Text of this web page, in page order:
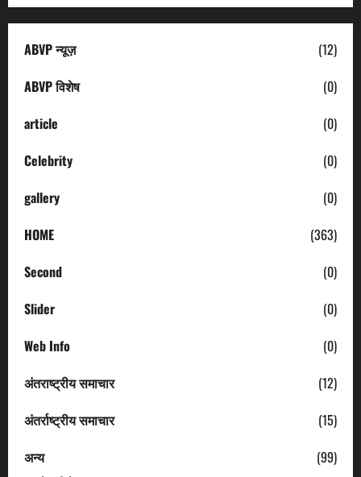
ABVP न्यूज़
(12)
ABVP विशेष
(0)
article
(0)
Celebrity
(0)
gallery
(0)
HOME
(363)
Second
(0)
Slider
(0)
Web Info
(0)
अंतराष्ट्रीय समाचार
(12)
अंतर्राष्ट्रीय समाचार
(15)
अन्य
(99)